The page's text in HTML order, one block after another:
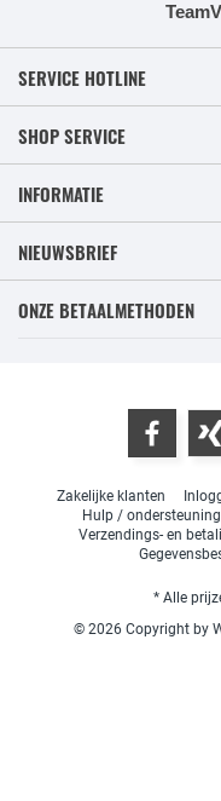
SERVICE HOTLINE
SHOP SERVICE
INFORMATIE
NIEUWSBRIEF
ONZE BETAALMETHODEN
Zakelijke klanten
Hulp / ondersteuning
Verzendings- en
* Alle
© 2026 Copyright by